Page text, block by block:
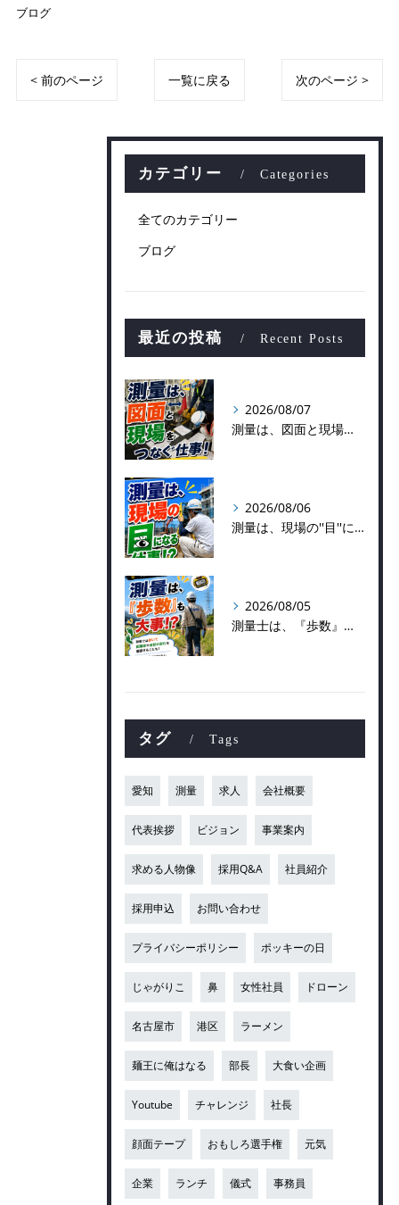
ブログ
< 前のページ 一覧に戻る 次のページ >
カテゴリー Categories
全てのカテゴリー
ブログ
最近の投稿 Recent Posts
2026/08/07
測量は、図面と現場をつなぐ仕事！
2026/08/06
測量は、現場の''目''になる仕事！？
2026/08/05
測量士は、『歩数』も大事！？
タグ Tags
愛知 測量 求人 会社概要
代表挨拶 ビジョン 事業案内
求める人物像 採用Q&A 社員紹介
採用申込 お問い合わせ
プライバシーポリシー ポッキーの日
じゃがりこ 鼻 女性社員 ドローン
名古屋市 港区 ラーメン
麺王に俺はなる 部長 大食い企画
Youtube チャレンジ 社長
顔面テープ おもしろ選手権 元気
企業 ランチ 儀式 事務員